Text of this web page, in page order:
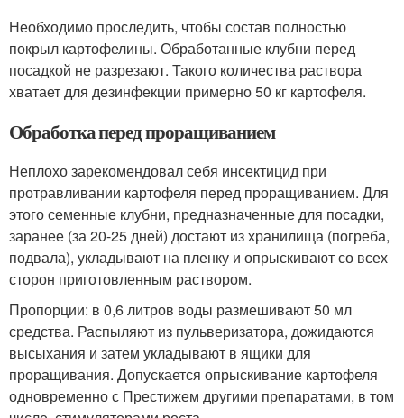
Необходимо проследить, чтобы состав полностью
покрыл картофелины. Обработанные клубни перед
посадкой не разрезают. Такого количества раствора
хватает для дезинфекции примерно 50 кг картофеля.
Обработка перед проращиванием
Неплохо зарекомендовал себя инсектицид при
протравливании картофеля перед проращиванием. Для
этого семенные клубни, предназначенные для посадки,
заранее (за 20-25 дней) достают из хранилища (погреба,
подвала), укладывают на пленку и опрыскивают со всех
сторон приготовленным раствором.
Пропорции: в 0,6 литров воды размешивают 50 мл
средства. Распыляют из пульверизатора, дожидаются
высыхания и затем укладывают в ящики для
проращивания. Допускается опрыскивание картофеля
одновременно с Престижем другими препаратами, в том